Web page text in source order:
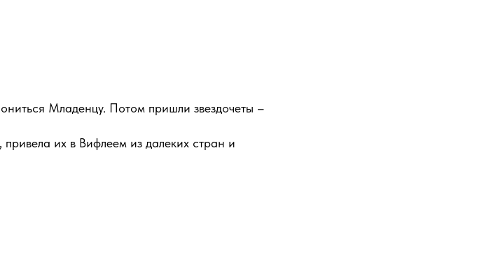
Младенцу. Потом пришли звездочеты –
их в Вифлеем из далеких стран и